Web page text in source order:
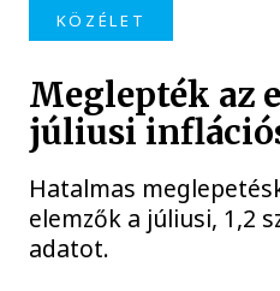
KÖZÉLET
Meglepték az
júliusi
Hatalmas
elemzők a júliusi, 1,2
adatot.